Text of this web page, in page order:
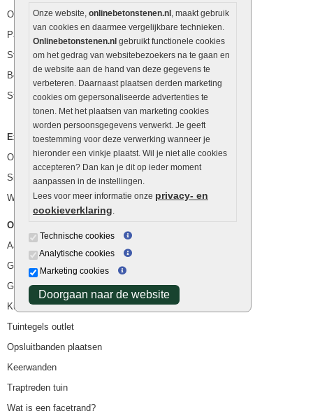
Onze website, onlinebetonstenen.nl, maakt gebruik
van cookies en daarmee vergelijkbare technieken.
Onlinebetonstenen.nl gebruikt functionele cookies
om het gedrag van websitebezoekers na te gaan en
de website aan de hand van deze gegevens te
verbeteren. Daarnaast plaatsen derden marketing
cookies om gepersonaliseerde advertenties te
tonen. Met het plaatsen van marketing cookies
worden persoonsgegevens verwerkt. Je geeft
toestemming voor deze verwerking wanneer je
hieronder een vinkje plaatst. Wil je niet alle cookies
accepteren? Dan kan je dit op ieder moment
aanpassen in de instellingen.
Lees voor meer informatie onze privacy- en
cookieverklaring.
Technische cookies
Analytische cookies
Marketing cookies
Doorgaan naar de website
Opsluitbanden
Palissaden
Stapelblokken
Betonblokken
Stapelstenen
Extra benodigdheden
Ophoogzand
Siergrind en siersplit
Waterafvoer
Overig
Aanbiedingen
Goedkope bestrating
Goedkope tuintegels
Kunstgras
Tuintegels outlet
Opsluitbanden plaatsen
Keerwanden
Traptreden tuin
Wat is een facetrand?